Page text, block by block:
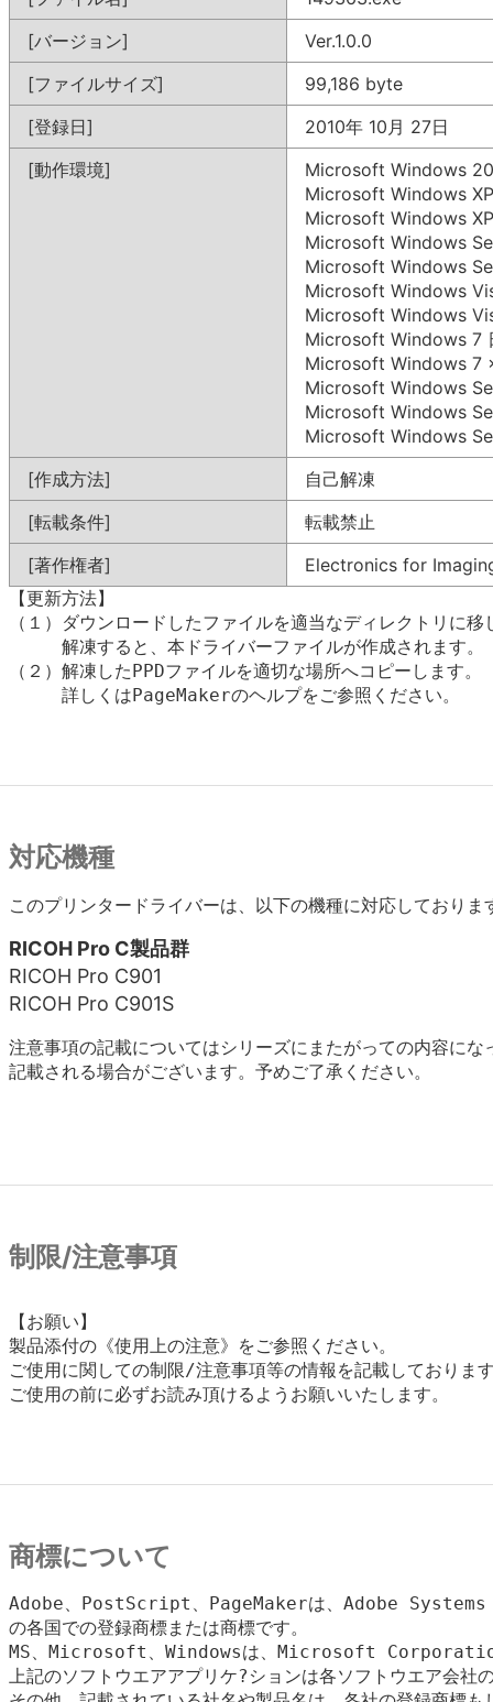
[バージョン]
Ver.1.0.0
[ファイルサイズ]
99,186 byte
[登録日]
2010年 10月 27日
[動作環境]
Microsoft Windows
Microsoft Windows
Microsoft Windows
Microsoft Windows
Microsoft Windows
Microsoft Windows
Microsoft Windows
Microsoft Windows 7
Microsoft Windows 7
Microsoft Windows
Microsoft Windows
Microsoft Windows
[作成方法]
自己解凍
[転載条件]
転載禁止
[著作権者]
Electronics for
【更新方法】
（１）ダウンロードしたファイルを適当なディレクトリに
解凍すると、本ドライバーファイルが作成されます。
（２）解凍したPPDファイルを適切な場所へコピーします。
詳しくはPageMakerのヘルプをご参照ください。
対応機種
このプリンタードライバーは、以下の機種に対応しておりま
RICOH Pro C製品群
RICOH Pro C901
RICOH Pro C901S
注意事項の記載についてはシリーズにまたがっての内容に
記載される場合がございます。予めご了承ください。
制限/注意事項
【お願い】
製品添付の《使用上の注意》をご参照ください。
ご使用に関しての制限/注意事項等の情報を記載しておりま
ご使用の前に必ずお読み頂けるようお願いいたします。
商標について
Adobe、PostScript、PageMakerは、Adobe
の各国での登録商標または商標です。
MS、Microsoft、Windowsは、Microsoft Corporation
上記のソフトウエアアプリケ?ションは各ソフトウエア会社